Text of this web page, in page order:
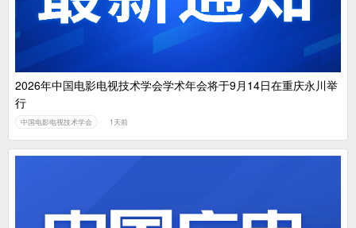
2026年中国电影电视技术学会学术年会将于9月14日在重庆永川举
行
中国电影电视技术学会 1天前